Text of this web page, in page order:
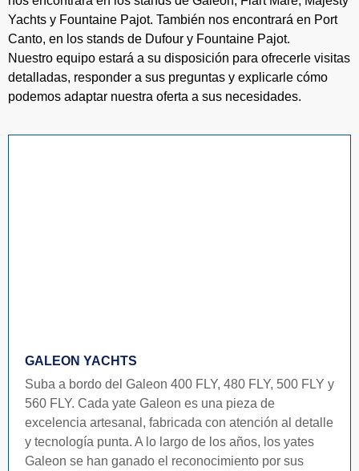
Yachts y Fountaine Pajot. También nos encontrará en Port
Canto, en los stands de Dufour y Fountaine Pajot.
Nuestro equipo estará a su disposición para ofrecerle visitas
detalladas, responder a sus preguntas y explicarle cómo
podemos adaptar nuestra oferta a sus necesidades.
GALEON YACHTS
Suba a bordo del Galeon 400 FLY, 480 FLY, 500 FLY y
560 FLY. Cada yate Galeon es una pieza de
excelencia artesanal, fabricada con atención al detalle
y tecnología punta. A lo largo de los años, los yates
Galeon se han ganado el reconocimiento por sus